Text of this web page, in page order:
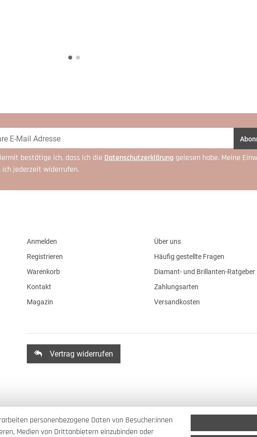
bestätige ich, dass ich die Daten­schutz­erklärung gelesen habe. Meine
ich jederzeit widerrufen.
Anmelden
Registrieren
Warenkorb
Kontakt
Magazin
Über uns
Häufig gestellte Fragen
Diamant- und Brillanten-Ratgeber
Zahlungsarten
Versandkosten
Vertrag widerrufen
personenbezogene Daten von Besucher:innen
Medien von Drittanbietern einzubinden oder